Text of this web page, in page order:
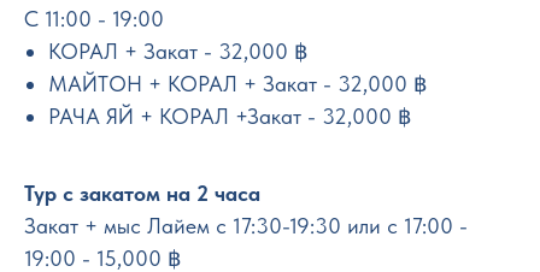
С 11:00 - 19:00
КОРАЛ + Закат - 32,000 ฿
МАЙТОН + КОРАЛ + Закат - 32,000 ฿
РАЧА ЯЙ + КОРАЛ +Закат - 32,000 ฿
Тур с закатом на 2 часа
Закат + мыс Лайем с 17:30-19:30 или с 17:00 -
19:00 - 15,000 ฿